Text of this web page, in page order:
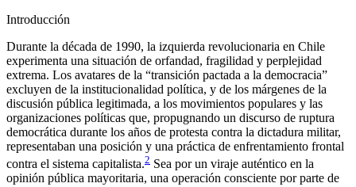
Introducción
Durante la década de 1990, la izquierda revolucionaria en Chile
experimenta una situación de orfandad, fragilidad y perplejidad
extrema. Los avatares de la “transición pactada a la democracia”
excluyen de la institucionalidad política, y de los márgenes de la
discusión pública legitimada, a los movimientos populares y las
organizaciones políticas que, propugnando un discurso de ruptura
democrática durante los años de protesta contra la dictadura militar,
representaban una posición y una práctica de enfrentamiento frontal
contra el sistema capitalista.2 Sea por un viraje auténtico en la
opinión pública mayoritaria, una operación consciente por parte de